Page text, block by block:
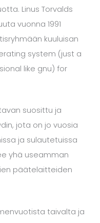
Linus Torvalds
vuonna 1991
kuuluisan
system (just a
like gnu) for
suosittu ja
jota on jo vuosia
ja sulautetuissa
yhä useamman
päätelaitteiden
taivalta ja